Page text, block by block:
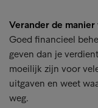
Verander de
Goed financieel
geven dan je
moeilijk zijn voor
uitgaven en weet
weg.